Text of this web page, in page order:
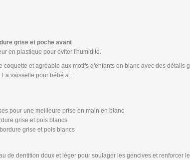
grise et poche avant
en plastique pour éviter l'humidité.
coquette et agréable aux motifs d'enfants en blanc avec des détails
vaisselle pour bébé a :
pour une meilleure prise en main en blanc
grise et pois blancs
grise et pois blancs
de dentition doux et léger pour soulager les gencives et renforcer